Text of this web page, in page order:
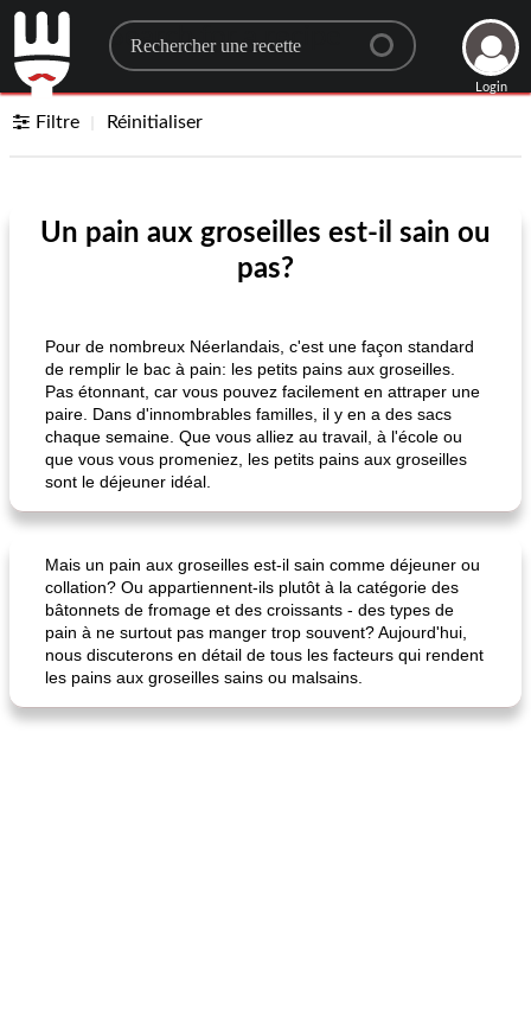
Search for a recipe
Login
Filtre Réinitialiser
Un pain aux groseilles est-il sain ou
pas?
Pour de nombreux Néerlandais, c'est une façon standard
de remplir le bac à pain: les petits pains aux groseilles.
Pas étonnant, car vous pouvez facilement en attraper une
paire. Dans d'innombrables familles, il y en a des sacs
chaque semaine. Que vous alliez au travail, à l'école ou
que vous vous promeniez, les petits pains aux groseilles
sont le déjeuner idéal.
Mais un pain aux groseilles est-il sain comme déjeuner ou
collation? Ou appartiennent-ils plutôt à la catégorie des
bâtonnets de fromage et des croissants - des types de
pain à ne surtout pas manger trop souvent? Aujourd'hui,
nous discuterons en détail de tous les facteurs qui rendent
les pains aux groseilles sains ou malsains.